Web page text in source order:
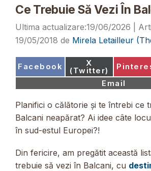
Ce Trebuie Să Vezi În
19/06/2026
19/05/2018 de Mirela Letailleur
Share
Facebook Share
on
X
(Twitter) Share
Share
on
Email
Planifici o călătorie și te întrebi ce
Balcani neapărat? Ai idee câte
în sud-estul Europei?!
Din fericire, am pregătit această
trebuie să vezi în Balcani, cu